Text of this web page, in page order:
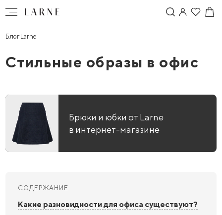
Блог Larne
Стильные образы в офис
Брюки и юбки от Larne
в интернет-магазине
СОДЕРЖАНИЕ
Какие разновидности для офиса существуют?